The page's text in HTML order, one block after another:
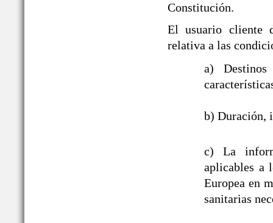
Constitución.
El usuario cliente
relativa a las
a)
b) Duración,
c) La
aplicables a
Europea en
sanitarias